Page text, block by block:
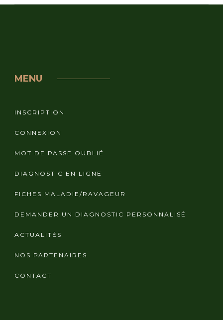
MENU
INSCRIPTION
CONNEXION
MOT DE PASSE OUBLIÉ
DIAGNOSTIC EN LIGNE
FICHES MALADIE/RAVAGEUR
DEMANDER UN DIAGNOSTIC PERSONNALISÉ
ACTUALITÉS
NOS PARTENAIRES
CONTACT